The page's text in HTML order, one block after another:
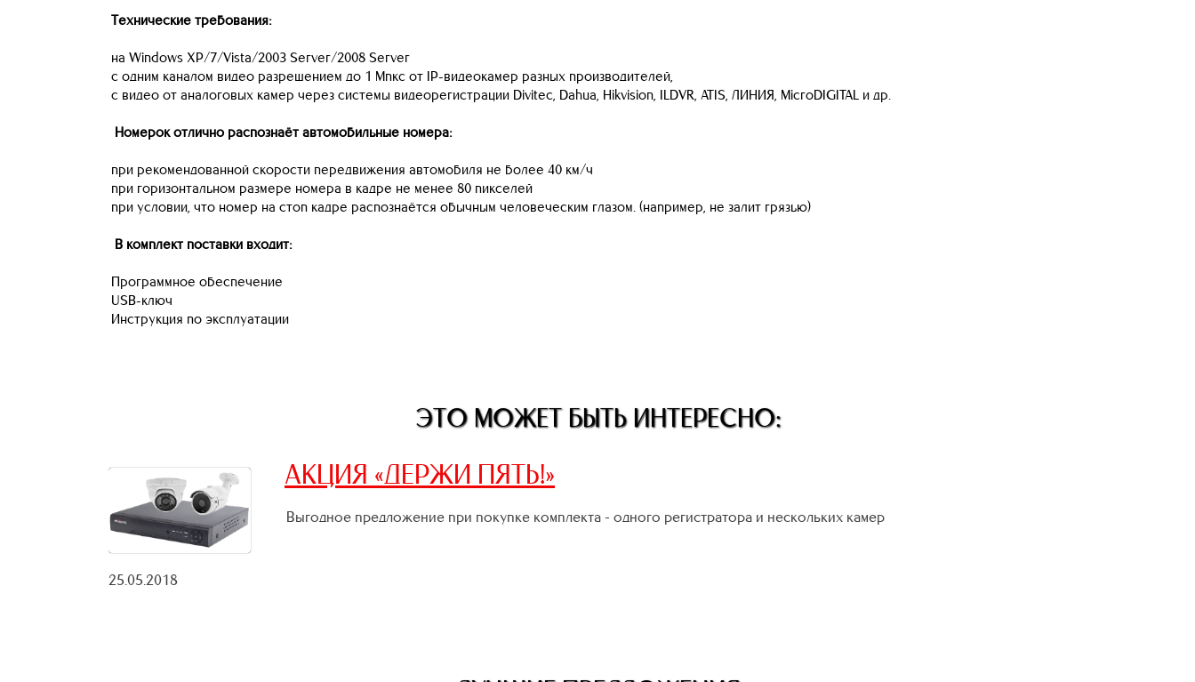
Технические требования:
на Windows XP/7/Vista/2003 Server/2008 Server
с одним каналом видео разрешением до 1 Мпкс от IP-видеокамер разных производителей,
с видео от аналоговых камер через системы видеорегистрации Divitec, Dahua, Hikvision, ILDVR, ATIS, ЛИНИЯ, MicroDIGITAL и др.
Номерок отлично распознаёт автомобильные номера:
при рекомендованной скорости передвижения автомобиля не более 40 км/ч
при горизонтальном размере номера в кадре не менее 80 пикселей
при условии, что номер на стоп кадре распознаётся обычным человеческим глазом. (например, не залит грязью)
В комплект поставки входит:
Программное обеспечение
USB-ключ
Инструкция по эксплуатации
ЭТО МОЖЕТ БЫТЬ ИНТЕРЕСНО:
25.05.2018
АКЦИЯ «ДЕРЖИ ПЯТЬ!»
Выгодное предложение при покупке комплекта - одного регистратора и нескольких камер